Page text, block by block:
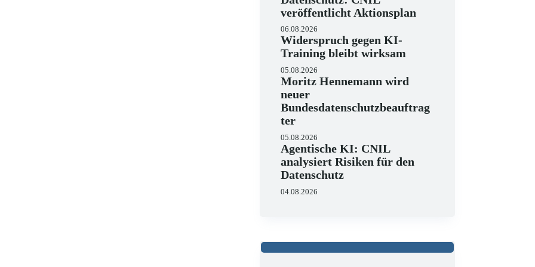
veröffentlicht Aktionsplan
06.08.2026
Widerspruch gegen KI-
Training bleibt wirksam
05.08.2026
Moritz Hennemann wird
neuer
Bundesdatenschutzbeauftrag
ter
05.08.2026
Agentische KI: CNIL
analysiert Risiken für den
Datenschutz
04.08.2026